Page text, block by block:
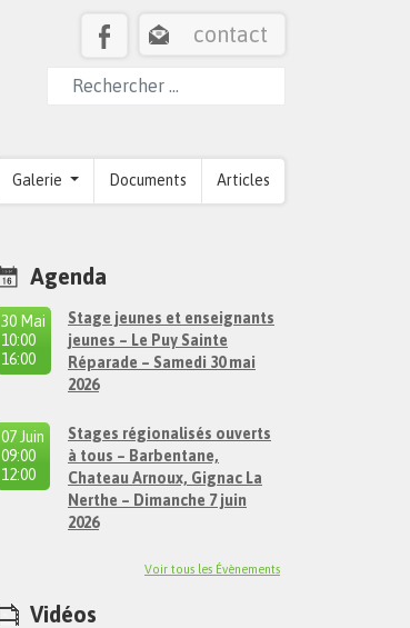
contact
Galerie Documents Articles
Agenda
Stage jeunes et enseignants
jeunes – Le Puy Sainte
Réparade – Samedi 30 mai
2026
30 Mai
10:00
à
16:00
Stages régionalisés ouverts
à tous – Barbentane,
Chateau Arnoux, Gignac La
Nerthe – Dimanche 7 juin
2026
07 Juin
09:00
à
12:00
Voir tous les Évènements
Vidéos